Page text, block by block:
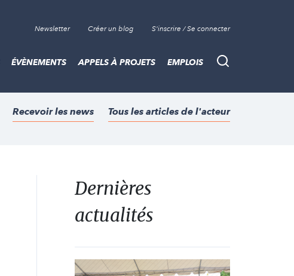
Newsletter Créer un blog S'inscrire / Se connecter
Recherche
ÉVÈNEMENTS APPELS À PROJETS EMPLOIS
Recevoir les news Tous les articles de l'acteur
Dernières
actualités